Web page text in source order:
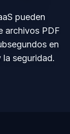
pueden
archivos PDF
en
la seguridad.